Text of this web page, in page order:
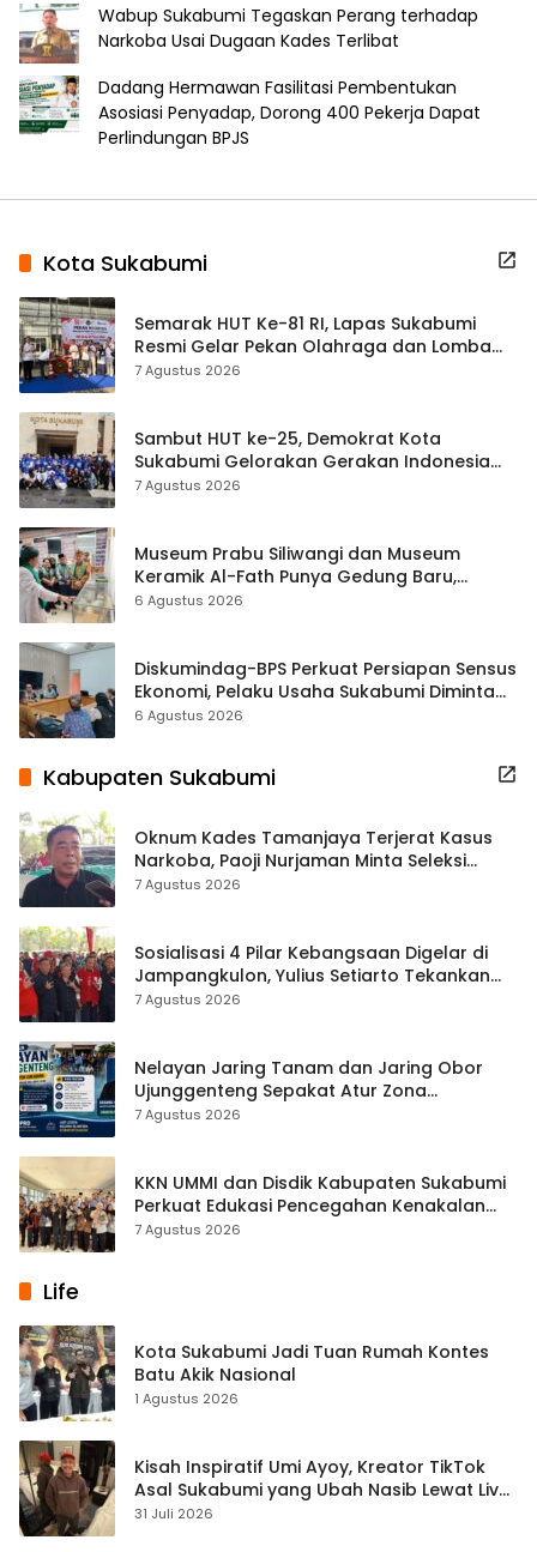
Wabup Sukabumi Tegaskan Perang terhadap
Narkoba Usai Dugaan Kades Terlibat
Dadang Hermawan Fasilitasi Pembentukan
Asosiasi Penyadap, Dorong 400 Pekerja Dapat
Perlindungan BPJS
Kota Sukabumi
Semarak HUT Ke-81 RI, Lapas Sukabumi
Resmi Gelar Pekan Olahraga dan Lomba
Tradisional
7 Agustus 2026
Sambut HUT ke-25, Demokrat Kota
Sukabumi Gelorakan Gerakan Indonesia
ASRI Lewat Aksi Bersih Masjid Agung
7 Agustus 2026
Museum Prabu Siliwangi dan Museum
Keramik Al-Fath Punya Gedung Baru,
Hampir 500 Koleksi Dipisahkan
6 Agustus 2026
Diskumindag-BPS Perkuat Persiapan Sensus
Ekonomi, Pelaku Usaha Sukabumi Diminta
Terbuka Beri Data
6 Agustus 2026
Kabupaten Sukabumi
Oknum Kades Tamanjaya Terjerat Kasus
Narkoba, Paoji Nurjaman Minta Seleksi
Calon Kades Diperketat
7 Agustus 2026
Sosialisasi 4 Pilar Kebangsaan Digelar di
Jampangkulon, Yulius Setiarto Tekankan
Pentingnya Persatuan
7 Agustus 2026
Nelayan Jaring Tanam dan Jaring Obor
Ujunggenteng Sepakat Atur Zona
Penangkapan
7 Agustus 2026
KKN UMMI dan Disdik Kabupaten Sukabumi
Perkuat Edukasi Pencegahan Kenakalan
Remaja di SMPN 2 Tegalbuleud
7 Agustus 2026
Life
Kota Sukabumi Jadi Tuan Rumah Kontes
Batu Akik Nasional
1 Agustus 2026
Kisah Inspiratif Umi Ayoy, Kreator TikTok
Asal Sukabumi yang Ubah Nasib Lewat Live
Streaming
31 Juli 2026